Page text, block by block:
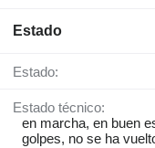
Estado
Estado:
Estado técnico:
en marcha, en buen
golpes, no se ha